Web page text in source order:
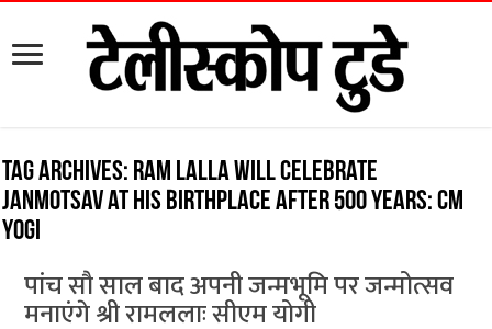
Tag Archives: Ram Lalla will celebrate
Janmotsav at his birthplace after 500 years: CM
Yogi
पांच सौ साल बाद अपनी जन्मभूमि पर जन्मोत्सव
मनाएंगे श्री रामललाः सीएम योगी